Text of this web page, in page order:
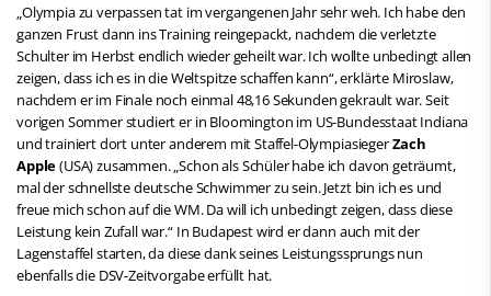
„Olympia zu verpassen tat im vergangenen Jahr sehr weh. Ich habe den
ganzen Frust dann ins Training reingepackt, nachdem die verletzte
Schulter im Herbst endlich wieder geheilt war. Ich wollte unbedingt allen
zeigen, dass ich es in die Weltspitze schaffen kann“, erklärte Miroslaw,
nachdem er im Finale noch einmal 48,16 Sekunden gekrault war. Seit
vorigen Sommer studiert er in Bloomington im US-Bundesstaat Indiana
und trainiert dort unter anderem mit Staffel-OlympiasiegerZach
Apple(USA) zusammen. „Schon als Schüler habe ich davon geträumt,
mal der schnellste deutsche Schwimmer zu sein. Jetzt bin ich es und
freue mich schon auf die WM. Da will ich unbedingt zeigen, dass diese
Leistung kein Zufall war.“ In Budapest wird er dann auch mit der
Lagenstaffel starten, da diese dank seines Leistungssprungs nun
ebenfalls die DSV-Zeitvorgabe erfüllt hat.